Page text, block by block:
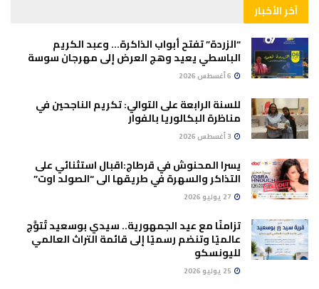
آخر الأخبار
“الزردة” تفتح أبواب الذاكرة… وعبد الكريم
الباسطي يعيد وهج العرض إلى مهرجان سوسة
للسنة الرابعة على التوالي: تكريم الناجحين في
مناظرة البكالوريا بالفوار
يسرا المحنوش في قرطاج:اقبال استثنائي على
التذاكر والسهرة في طريقها الى “الصولد اوت”
تزامنًا مع عيد الجمهورية.. سيدي بوسعيد تُتوَّج
عالميًا وتنضم رسميًا إلى قائمة التراث العالمي
لليونسكو